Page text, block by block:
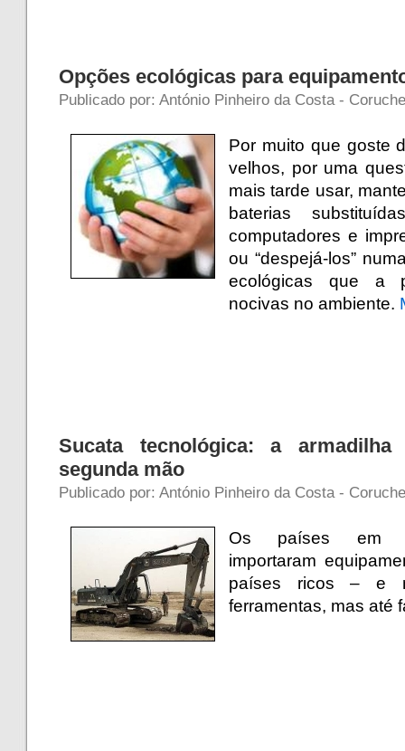
Opções ecológicas para
Publicado por: António Pinheiro da Costa -
Por muito que goste
velhos, por uma
mais tarde usar,
baterias
computadores e
ou “despejá-los”
ecológicas que a
nocivas no ambiente.
Sucata tecnológica: a
segunda mão
Publicado por: António Pinheiro da Costa -
Os países em
importaram
países ricos – e
ferramentas, mas até